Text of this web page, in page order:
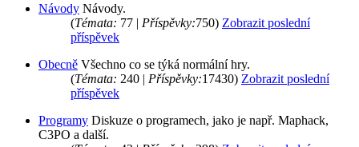
Návody Návody.
(Témata: 77 | Příspěvky:750) Zobrazit poslední
příspěvek
Obecně Všechno co se týká normální hry.
(Témata: 240 | Příspěvky:17430) Zobrazit poslední
příspěvek
Programy Diskuze o programech, jako je např. Maphack,
C3PO a další.